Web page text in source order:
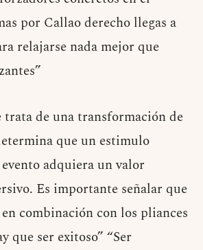
por Callao derecho llegas a
relajarse nada mejor que
trata de una transformación de
que un estimulo
adquiera un valor
Es importante señalar que
combinación con los pliances
que ser exitoso” “Ser